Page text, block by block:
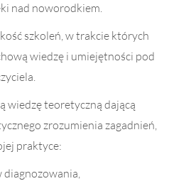
nad noworodkiem.
szkoleń, w trakcie których
wiedzę i umiejętności pod
wiedzę teoretyczną dającą
zrozumienia zagadnień,
praktyce:
diagnozowania,